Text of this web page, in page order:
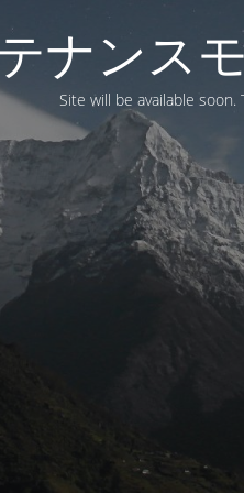
ナンス
Site will be available